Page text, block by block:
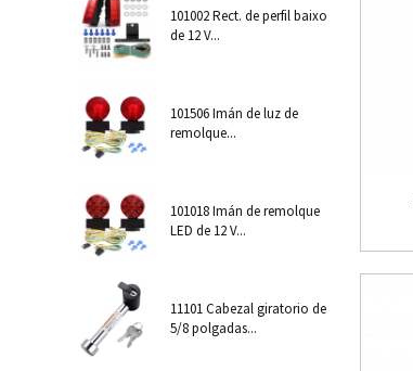
101002 Rect. de perfil baixo
de 12 V...
101506 Imán de luz de
remolque...
101018 Imán de remolque
LED de 12 V...
11101 Cabezal giratorio de
5/8 polgadas...